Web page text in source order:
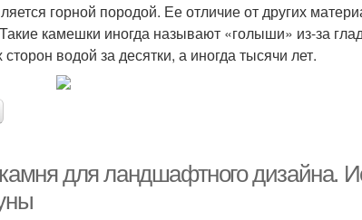
горной породой. Ее отличие от других
камешки иногда называют «голыши» из-за
водой за десятки, а иногда тысячи лет.
для ландшафтного дизайна.